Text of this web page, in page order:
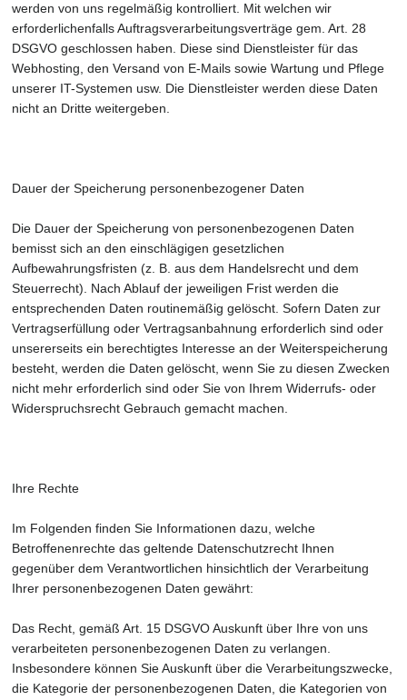
werden von uns regelmäßig kontrolliert. Mit welchen wir
erforderlichenfalls Auftragsverarbeitungsverträge gem. Art. 28
DSGVO geschlossen haben. Diese sind Dienstleister für das
Webhosting, den Versand von E-Mails sowie Wartung und Pflege
unserer IT-Systemen usw. Die Dienstleister werden diese Daten
nicht an Dritte weitergeben.
Dauer der Speicherung personenbezogener Daten
Die Dauer der Speicherung von personenbezogenen Daten
bemisst sich an den einschlägigen gesetzlichen
Aufbewahrungsfristen (z. B. aus dem Handelsrecht und dem
Steuerrecht). Nach Ablauf der jeweiligen Frist werden die
entsprechenden Daten routinemäßig gelöscht. Sofern Daten zur
Vertragserfüllung oder Vertragsanbahnung erforderlich sind oder
unsererseits ein berechtigtes Interesse an der Weiterspeicherung
besteht, werden die Daten gelöscht, wenn Sie zu diesen Zwecken
nicht mehr erforderlich sind oder Sie von Ihrem Widerrufs- oder
Widerspruchsrecht Gebrauch gemacht machen.
Ihre Rechte
Im Folgenden finden Sie Informationen dazu, welche
Betroffenenrechte das geltende Datenschutzrecht Ihnen
gegenüber dem Verantwortlichen hinsichtlich der Verarbeitung
Ihrer personenbezogenen Daten gewährt:
Das Recht, gemäß Art. 15 DSGVO Auskunft über Ihre von uns
verarbeiteten personenbezogenen Daten zu verlangen.
Insbesondere können Sie Auskunft über die Verarbeitungszwecke,
die Kategorie der personenbezogenen Daten, die Kategorien von